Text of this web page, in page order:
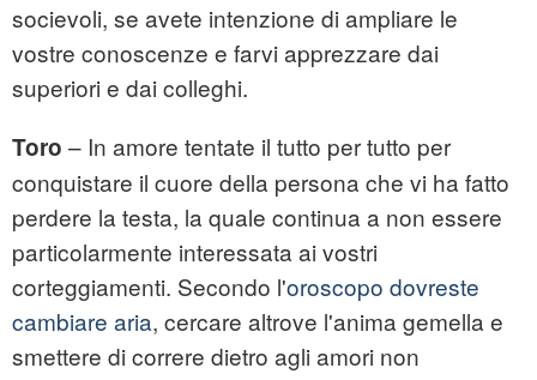
socievoli, se avete intenzione di ampliare le
vostre conoscenze e farvi apprezzare dai
superiori e dai colleghi.
Toro – In amore tentate il tutto per tutto per
conquistare il cuore della persona che vi ha fatto
perdere la testa, la quale continua a non essere
particolarmente interessata ai vostri
corteggiamenti. Secondo l'oroscopo dovreste
cambiare aria, cercare altrove l'anima gemella e
smettere di correre dietro agli amori non